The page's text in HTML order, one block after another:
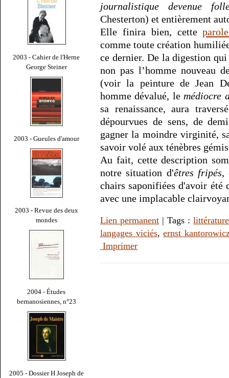
2003 - Cahier de l'Herne
George Steiner
2003 - Gueules d'amour
2003 - Revue des deux
mondes
2004 - Études
bernanosiennes, n°23
2005 - Dossier H Joseph de
journalistique devenue
Chesterton) et entièrement
Elle finira bien, cette
comme toute création
ce dernier. De la digestion
non pas l’homme nouveau
(voir la peinture de Jean
homme dévalué, le médiocre
sa renaissance, aura
dépourvues de sens, de
gagner la moindre virginité,
savoir volé aux ténèbres
Au fait, cette description
notre situation d'êtres fripés,
chairs saponifiées d'avoir été
avec une implacable
Lien permanent | Tags :littérature
langages viciés,ernst
Imprimer